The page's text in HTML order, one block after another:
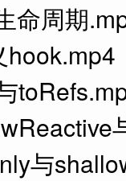
命周期
hook.mp4
与